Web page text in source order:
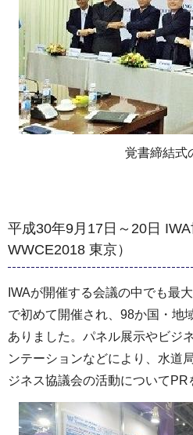
覚書締結式
平成30年9月17日～20日
WWCE2018 東京）
IWAが開催する会議の中でも最
で初めて開催され、98か国・地
ありました。パネル展示やビジ
ンテーションなどにより、水道
ジネス協議会の活動についてPR